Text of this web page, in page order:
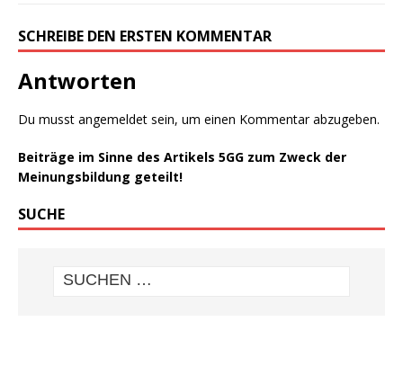
SCHREIBE DEN ERSTEN KOMMENTAR
Antworten
Du musst angemeldet sein, um einen Kommentar abzugeben.
Beiträge im Sinne des Artikels 5GG zum Zweck der
Meinungsbildung geteilt!
SUCHE